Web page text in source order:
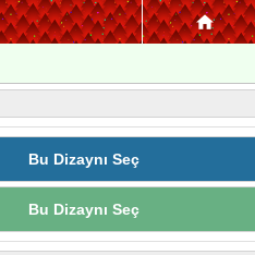
Bu Dizaynı Seç
Bu Dizaynı Seç